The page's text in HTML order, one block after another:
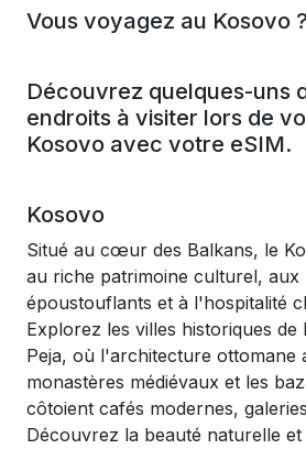
Vous voyagez au Kosovo ?
Découvrez quelques-uns
endroits à visiter lors de
Kosovo avec votre eSIM.
Kosovo
Situé au cœur des Balkans, le
au riche patrimoine culturel, aux
époustouflants et à l'hospitalité
Explorez les villes historiques
Peja, où l'architecture ottomane
monastères médiévaux et les
côtoient cafés modernes,
Découvrez la beauté naturelle